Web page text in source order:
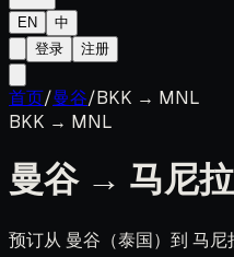
EN
中
登录
注册
首页/曼谷/BKK → MNL
BKK → MNL
曼谷 → 马尼拉
预订从 曼谷（泰国）到 马